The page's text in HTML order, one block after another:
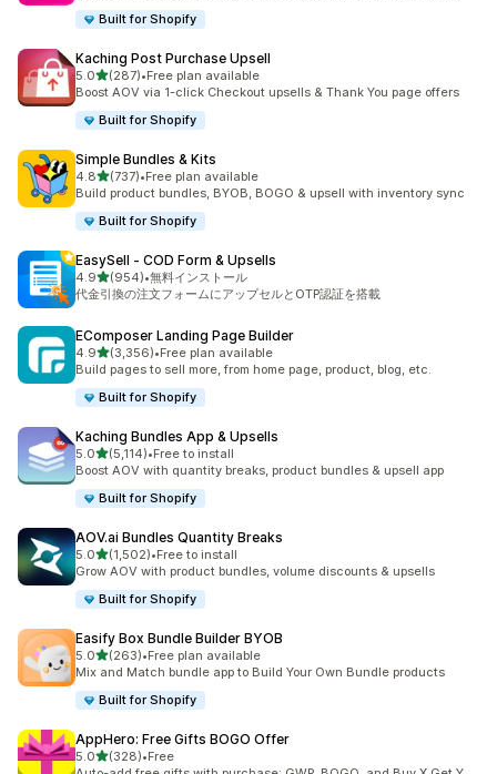
Built for Shopify
Kaching Post Purchase Upsell
5.05つ星中
(287)
合計レビュー数：287件
•Free plan available
Boost AOV via 1-click Checkout upsells & Thank You page offers
Built for Shopify
Simple Bundles & Kits
4.85つ星中
(737)
合計レビュー数：737件
•Free plan available
Build product bundles, BYOB, BOGO & upsell with inventory sync
Built for Shopify
EasySell ‑ COD Form & Upsells
4.95つ星中
(954)
合計レビュー数：954件
•無料インストール
代金引換の注文フォームにアップセルとOTP認証を搭載
EComposer Landing Page Builder
4.95つ星中
(3,356)
合計レビュー数：3356件
•Free plan available
Build pages to sell more, from home page, product, blog, etc.
Built for Shopify
Kaching Bundles App & Upsells
5.05つ星中
(5,114)
合計レビュー数：5114件
•Free to install
Boost AOV with quantity breaks, product bundles & upsell app
Built for Shopify
AOV.ai Bundles Quantity Breaks
5.05つ星中
(1,502)
合計レビュー数：1502件
•Free to install
Grow AOV with product bundles, volume discounts & upsells
Built for Shopify
Easify Box Bundle Builder BYOB
5.05つ星中
(263)
合計レビュー数：263件
•Free plan available
Mix and Match bundle app to Build Your Own Bundle products
Built for Shopify
AppHero: Free Gifts BOGO Offer
5.05つ星中
(328)
合計レビュー数：328件
•Free